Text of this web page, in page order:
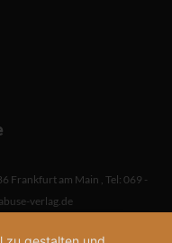
Frankfurt am Main , Tel: 069 -
verlag.de